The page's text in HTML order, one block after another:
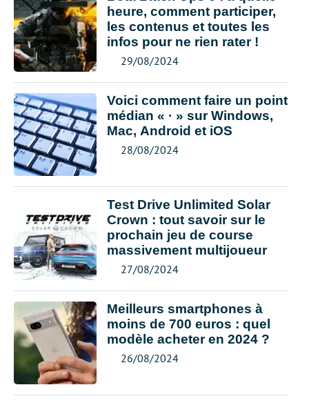
heure, comment participer,
les contenus et toutes les
infos pour ne rien rater !
29/08/2024
Voici comment faire un point
médian « · » sur Windows,
Mac, Android et iOS
28/08/2024
Test Drive Unlimited Solar
Crown : tout savoir sur le
prochain jeu de course
massivement multijoueur
27/08/2024
Meilleurs smartphones à
moins de 700 euros : quel
modèle acheter en 2024 ?
26/08/2024